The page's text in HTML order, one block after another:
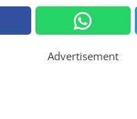
Advertisement